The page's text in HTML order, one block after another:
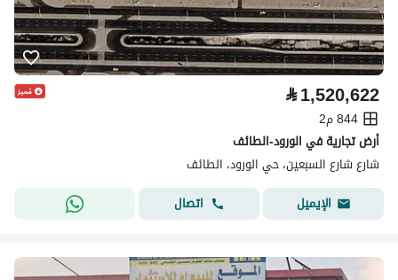
⃁1,520,622
844 م2
أرض تجارية في الورود-الطائف
شارع شارع السبعين، حي الورود، الطائف
الإيميل
اتصال